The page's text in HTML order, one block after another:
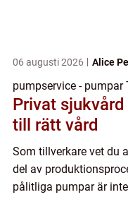
06 augusti 2026 Alice
pumpservice - pumpar
Privat sjukvård snabbare vägar
till rätt vård
Som tillverkare vet du
del av
pålitliga pumpar är